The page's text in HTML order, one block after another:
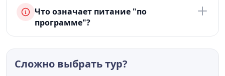
Что означает питание "по
программе"?
Сложно выбрать тур?